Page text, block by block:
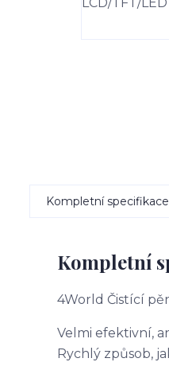
Kompletní specifikace
Kompletní
4World Čistící
Velmi efektivní,
Rychlý způsob,